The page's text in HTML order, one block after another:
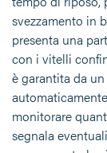
svezzamento in
presenta una
con i vitelli
è garantita da
monitorare
segnala